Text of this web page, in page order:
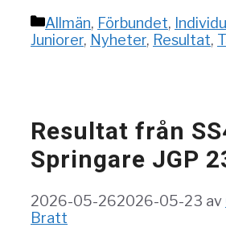
Kategorier
Allmän, Förbundet,
Juniorer, Nyheter, Resultat,
Resultat från
Springare JGP
2026-05-262026-05-23 av
Bratt